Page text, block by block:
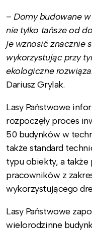
– Domy budowane
nie tylko tańsze od
je wznosić znacznie
wykorzystując przy
ekologiczne
Dariusz Grylak.
Lasy Państwowe
rozpoczęły proces
50 budynków w
także standard
typu obiekty, a także
pracowników z
wykorzystującego
Lasy Państwowe
wielorodzinne